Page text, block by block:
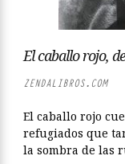
El caballo rojo,
ZENDALIBROS.COM
El caballo rojo
refugiados que
la sombra de las